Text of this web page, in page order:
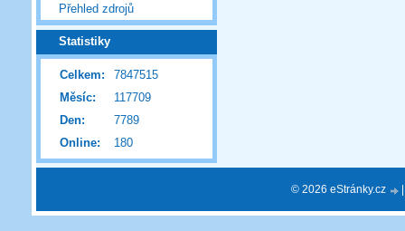
Přehled zdrojů
Statistiky
Online: 180
Celkem:
7847515
Měsíc:
117709
Den:
7789
© 2026 eStránky.cz